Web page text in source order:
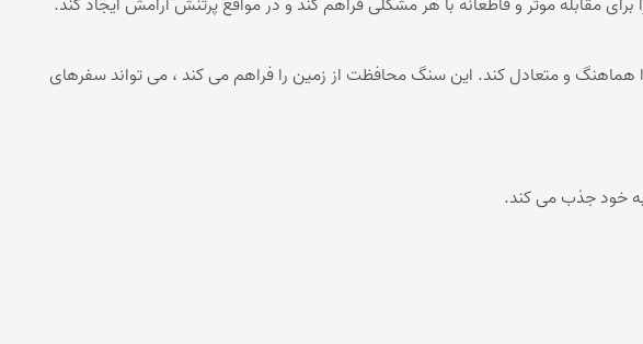
مقابله موثر و قاطعانه با هر مشکلی فراهم کند و در مواقع پرتنش آرامش ایجاد کند.
و متعادل کند. این سنگ محافظت از زمین را فراهم می کند ، می تواند سفرهای
خود جذب می کند.